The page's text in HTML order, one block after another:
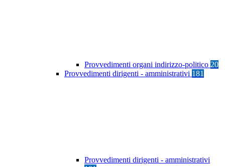
Provvedimenti organi indirizzo-politico 20
Provvedimenti dirigenti - amministrativi 181
Provvedimenti dirigenti - amministrativi